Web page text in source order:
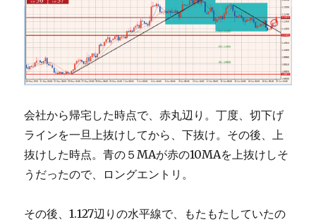
会社から帰宅した時点で、赤丸辺り。丁度、切下げ
ラインを一旦上抜けしてから、下抜け。その後、上
抜けした時点。青の５MAが赤の10MAを上抜けしそ
うだったので、ロングエントリ。
その後、1.127辺りの水平線で、もたもたしていたの